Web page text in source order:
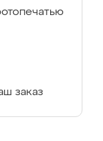
заказ